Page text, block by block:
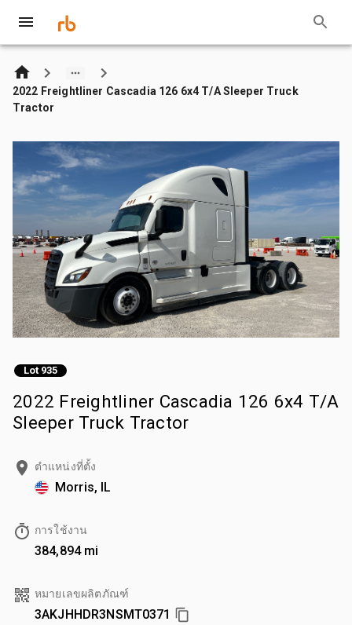
2022 Freightliner Cascadia 126 6x4 T/A Sleeper Truck
Tractor
Lot 935
2022 Freightliner Cascadia 126 6x4 T/A
Sleeper Truck Tractor
ตำแหน่งที่ตั้ง
Morris, IL
การใช้งาน
384,894 mi
หมายเลขผลิตภัณฑ์
3AKJHHDR3NSMT0371